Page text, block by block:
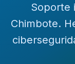
Soporte
Chimbote.